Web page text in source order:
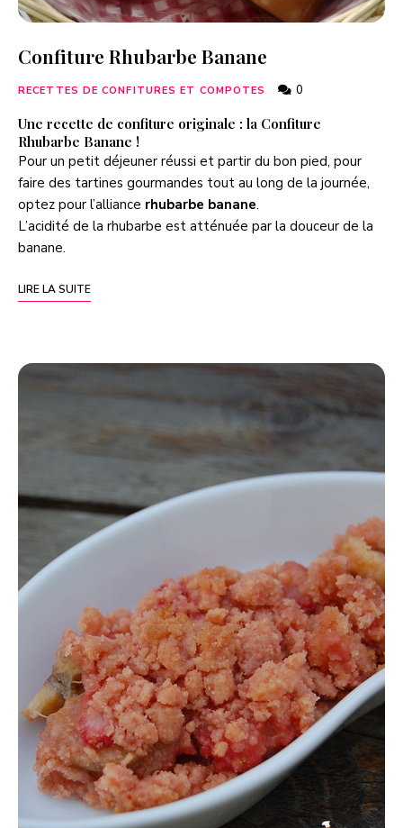
Confiture Rhubarbe Banane
RECETTES DE CONFITURES ET COMPOTES 0
Une recette de confiture originale : la Confiture
Rhubarbe Banane !
Pour un petit déjeuner réussi et partir du bon pied, pour
faire des tartines gourmandes tout au long de la journée,
optez pour l’alliance rhubarbe banane.
L’acidité de la rhubarbe est atténuée par la douceur de la
banane.
LIRE LA SUITE